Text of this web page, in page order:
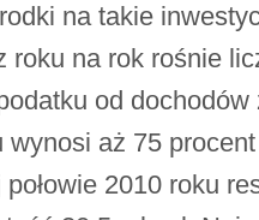
na takie
roku na rok rośnie
od
wynosi aż 75
2010 roku